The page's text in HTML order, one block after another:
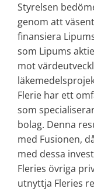
Styrelsen
genom att
finansiera
som Lipums
mot
Flerie har ett
som
bolag. Denna
med Fusionen,
med dessa
Fleries övriga
utnyttja Fleries